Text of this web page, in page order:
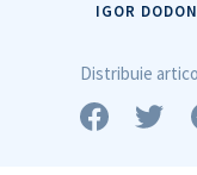
Trimite o
IGOR DODON
Distribuie